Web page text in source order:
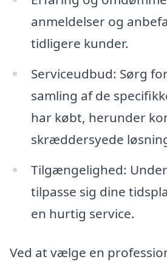
anmeldelser og
tidligere kunder.
Serviceudbud: Sørg
samling af de
har købt, herunder
skræddersyede
Tilgængelighed:
tilpasse sig dine
en hurtig service.
Ved at vælge en